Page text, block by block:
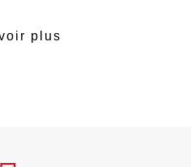
plus